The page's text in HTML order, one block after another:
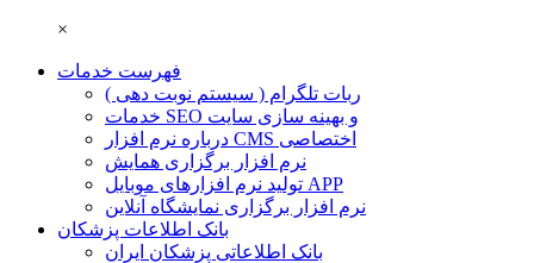
×
فهرست خدمات
ربات تلگرام ( سیستم نوبت دهی )
خدمات SEO و بهینه سازی سایت
درباره نرم افزار CMS اختصاصی
نرم افزار برگزاری همایش
تولید نرم افزارهای موبایل APP
نرم افزار برگزاری نمایشگاه آنلاین
بانک اطلاعات پزشکان
بانک اطلاعاتی پزشکان ایران